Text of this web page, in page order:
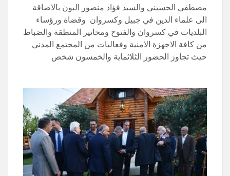
مصطفى الحسيني والسيد فؤاد منصور البون بالاضاقة
الى علماء الدين في جبيل وكسروان وقضاة ورؤساء
البلديات في كسروان والفتوح ومخاتير المنطقة والضباط
من كافة الاجهزة الامنية وفعاليات من المجتمع المدني
حيث تجاوز الحضور الثلاثماية والخمسون شخص